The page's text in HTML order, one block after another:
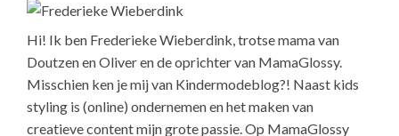
Hi! Ik ben Frederieke Wieberdink, trotse mama van
Doutzen en Oliver en de oprichter van MamaGlossy.
Misschien ken je mij van Kindermodeblog?! Naast kids
styling is (online) ondernemen en het maken van
creatieve content mijn grote passie. Op MamaGlossy